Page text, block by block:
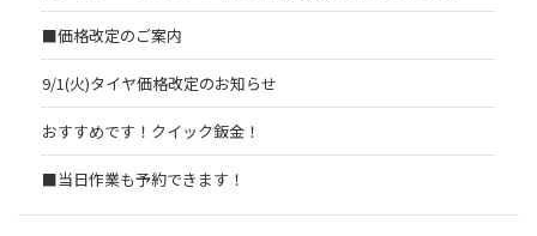
■価格改定のご案内
9/1(火)タイヤ価格改定のお知らせ
おすすめです！クイック鈑金！
■当日作業も予約できます！